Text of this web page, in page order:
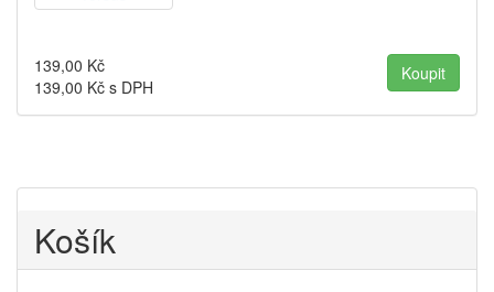
139,00 Kč
139,00 Kč s DPH
Košík